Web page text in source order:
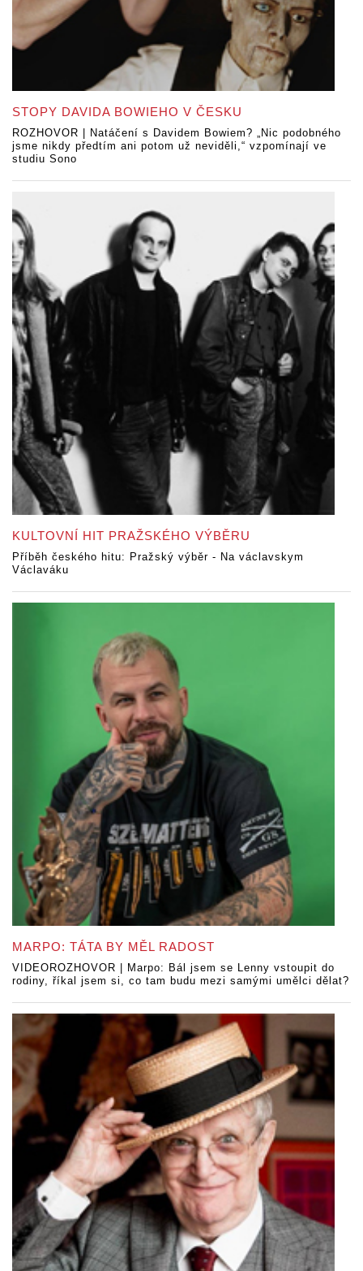
STOPY DAVIDA BOWIEHO V ČESKU
ROZHOVOR | Natáčení s Davidem Bowiem? „Nic podobného
jsme nikdy předtím ani potom už neviděli,“ vzpomínají ve
studiu Sono
KULTOVNÍ HIT PRAŽSKÉHO VÝBĚRU
Příběh českého hitu: Pražský výběr - Na václavskym
Václaváku
MARPO: TÁTA BY MĚL RADOST
VIDEOROZHOVOR | Marpo: Bál jsem se Lenny vstoupit do
rodiny, říkal jsem si, co tam budu mezi samými umělci dělat?